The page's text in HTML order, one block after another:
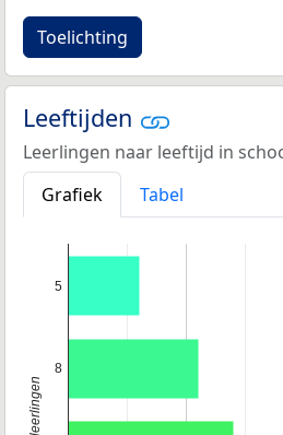
Toelichting
Leeftijden
Leerlingen naar leeftijd in
Grafiek
Tabel
5
8